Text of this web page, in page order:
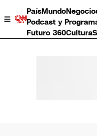
PaísMundo
Podcast y
Futuro 360Cultura